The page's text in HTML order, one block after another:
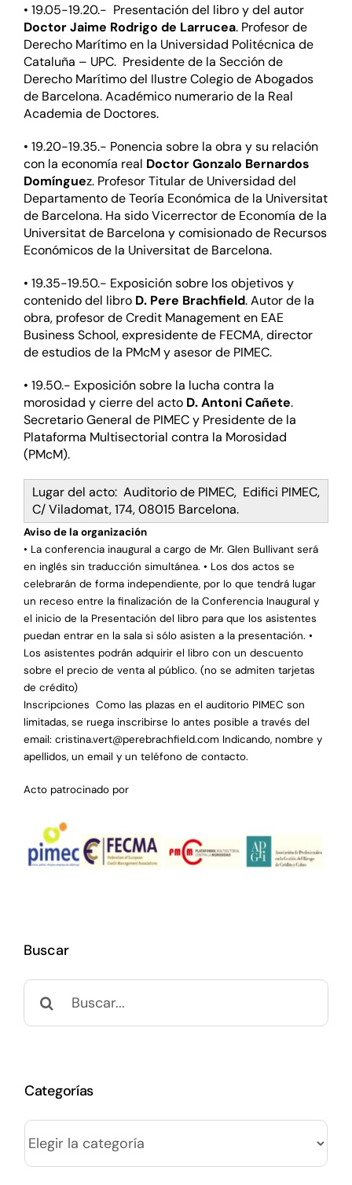
• 19.05-19.20.- Presentación del libro y del autor
Doctor Jaime Rodrigo de Larrucea. Profesor de
Derecho Marítimo en la Universidad Politécnica de
Cataluña – UPC. Presidente de la Sección de
Derecho Marítimo del Ilustre Colegio de Abogados
de Barcelona. Académico numerario de la Real
Academia de Doctores.
• 19.20-19.35.- Ponencia sobre la obra y su relación
con la economía real Doctor Gonzalo Bernardos
Domínguez. Profesor Titular de Universidad del
Departamento de Teoría Económica de la Universitat
de Barcelona. Ha sido Vicerrector de Economía de la
Universitat de Barcelona y comisionado de Recursos
Económicos de la Universitat de Barcelona.
• 19.35-19.50.- Exposición sobre los objetivos y
contenido del libroD. Pere Brachfield. Autor de la
obra, profesor de Credit Management en EAE
Business School, expresidente de FECMA, director
de estudios de la PMcM y asesor de PIMEC.
• 19.50.- Exposición sobre la lucha contra la
morosidad y cierre del acto D. Antoni Cañete.
Secretario General de PIMECy Presidente de la
Plataforma Multisectorial contra la Morosidad
(PMcM).
Lugar del acto: Auditorio de PIMEC, Edifici PIMEC,
C/ Viladomat, 174, 08015 Barcelona.
Aviso de la organización
• La conferencia inaugural a cargo de Mr. Glen Bullivant será
en inglés sin traducción simultánea. • Los dos actos se
celebrarán de forma independiente, por lo que tendrá lugar
un receso entre la finalización de la Conferencia Inaugural y
el inicio de la Presentación del libro para que los asistentes
puedan entrar en la sala si sólo asisten a la presentación. •
Los asistentes podrán adquirir el libro con un descuento
sobre el precio de venta al público. (no se admiten tarjetas
de crédito)
Inscripciones Como las plazas en el auditorio PIMEC son
limitadas, se ruega inscribirse lo antes posible a través del
email: cristina.vert@perebrachfield.com Indicando, nombre y
apellidos, un email y un teléfono de contacto.
Acto patrocinado por
Buscar
Buscar:
Categorías
Categorías